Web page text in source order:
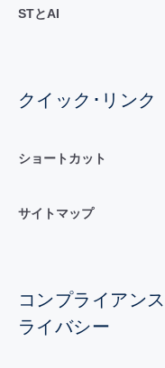
STとAI
クイック･リンク
ショートカット
サイトマップ
コンプライアン
ライバシー